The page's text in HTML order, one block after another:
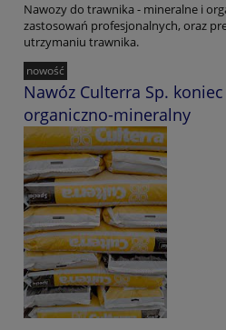
Nawozy do trawnika - mineralne i
zastosowań profesjonalnych, oraz
utrzymaniu trawnika.
Nawóz Culterra Sp.
organiczno-mineralny
nowość